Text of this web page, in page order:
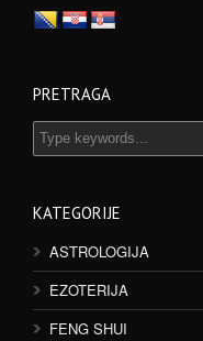
PRETRAGA
KATEGORIJE
ASTROLOGIJA
EZOTERIJA
FENG SHUI